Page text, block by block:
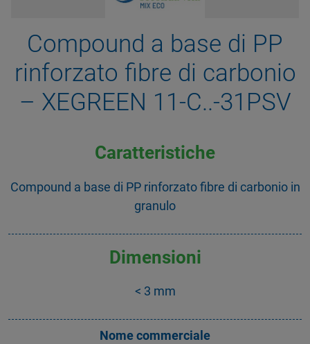
Compound a base di PP
rinforzato fibre di carbonio
– XEGREEN 11-C..-31PSV
Caratteristiche
Compound a base di PP rinforzato fibre di carbonio in
granulo
Dimensioni
< 3 mm
Nome commerciale